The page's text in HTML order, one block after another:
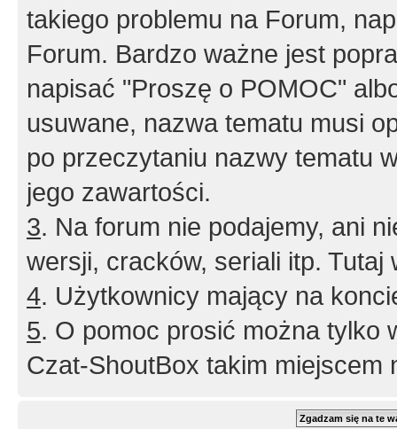
takiego problemu na Forum,
Forum. Bardzo ważne jest
napisać "Proszę o POMOC"
usuwane, nazwa tematu musi
po przeczytaniu nazwy tematu
jego zawartości.
3. Na forum nie podajemy, ani
wersji, cracków, seriali itp. Tutaj
4. Użytkownicy mający na
5. O pomoc prosić można tylko
Czat-ShoutBox takim miejscem